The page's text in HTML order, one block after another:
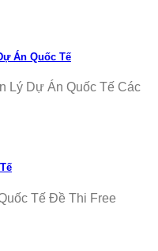
Án Quốc Tế
Lý Dự Án Quốc Tế Các
Tế Đề Thi Free